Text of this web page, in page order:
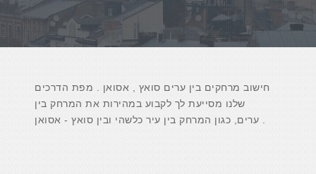
חישוב מרחקים בין ערים סואץ , אסואן . מפת הדרכים
שלנו מסייעת לך לקבוע במהירות את המרחק בין